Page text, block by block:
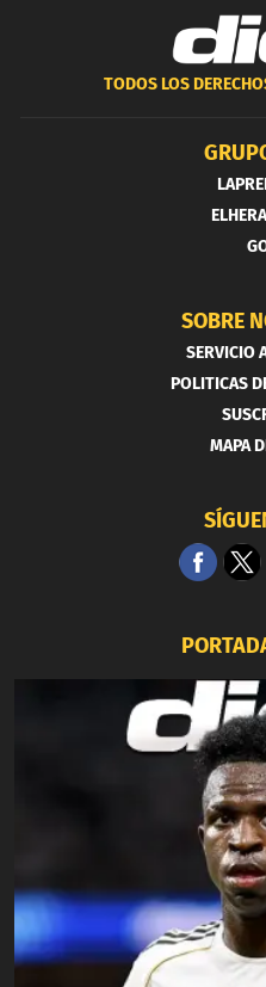
TODOS LOS
SOBRE
SERVICIO
POLITICAS
MAPA